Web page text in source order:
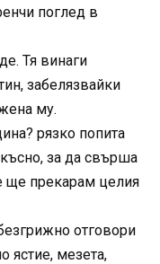
поглед в
Тя винаги
забелязвайки
му.
рязко попита
за да свърша
ще прекарам целия
отговори
ястие, мезета,